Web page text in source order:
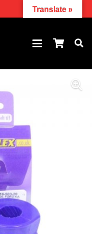
Translate »